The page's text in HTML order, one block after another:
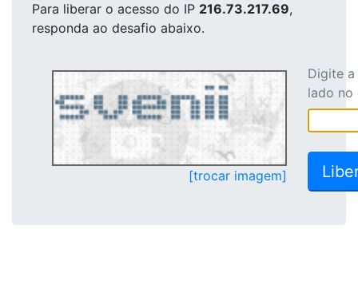
Para liberar o acesso do IP 216.73.217.69,
responda ao desafio abaixo.
[trocar imagem]
Digite
lado no